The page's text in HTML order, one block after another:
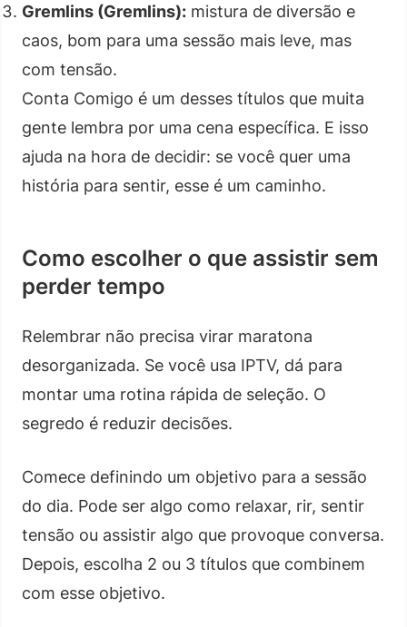
Gremlins (Gremlins): mistura de diversão e
caos, bom para uma sessão mais leve, mas
com tensão.
Conta Comigo é um desses títulos que muita
gente lembra por uma cena específica. E isso
ajuda na hora de decidir: se você quer uma
história para sentir, esse é um caminho.
Como escolher o que assistir sem
perder tempo
Relembrar não precisa virar maratona
desorganizada. Se você usa IPTV, dá para
montar uma rotina rápida de seleção. O
segredo é reduzir decisões.
Comece definindo um objetivo para a sessão
do dia. Pode ser algo como relaxar, rir, sentir
tensão ou assistir algo que provoque conversa.
Depois, escolha 2 ou 3 títulos que combinem
com esse objetivo.